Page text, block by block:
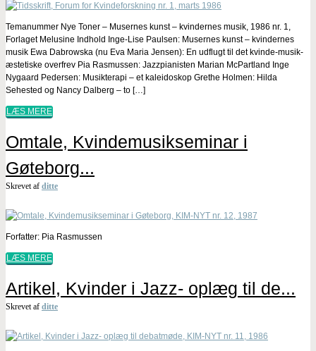
Temanummer Nye Toner – Musernes kunst – kvindernes musik, 1986 nr. 1,
Forlaget Melusine Indhold Inge-Lise Paulsen: Musernes kunst – kvindernes
musik Ewa Dabrowska (nu Eva Maria Jensen): En udflugt til det kvinde-musik-
æstetiske overfrev Pia Rasmussen: Jazzpianisten Marian McPartland Inge
Nygaard Pedersen: Musikterapi – et kaleidoskop Grethe Holmen: Hilda
Sehested og Nancy Dalberg – to […]
LÆS MERE
Omtale, Kvindemusikseminar i
Gøteborg...
Skrevet af ditte
Forfatter: Pia Rasmussen
LÆS MERE
Artikel, Kvinder i Jazz- oplæg til de...
Skrevet af ditte